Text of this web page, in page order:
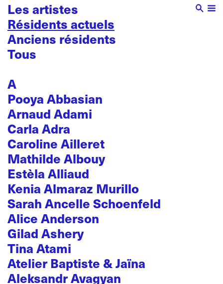
Les artistes
Résidents actuels
Anciens résidents
Tous
A
Pooya Abbasian
Arnaud Adami
Carla Adra
Caroline Ailleret
Mathilde Albouy
Estèla Alliaud
Kenia Almaraz Murillo
Sarah Ancelle Schoenfeld
Alice Anderson
Gilad Ashery
Tina Atami
Atelier Baptiste & Jaïna
Aleksandr Avagyan